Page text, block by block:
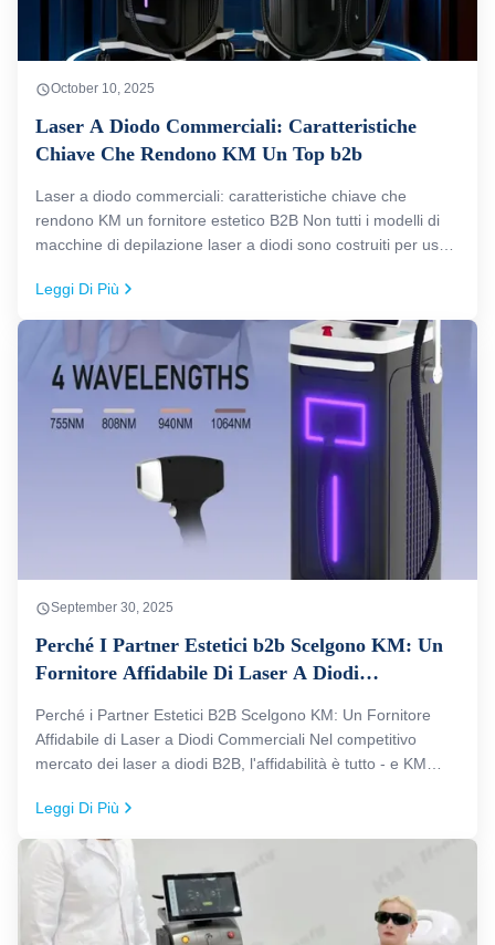
October 10, 2025
Laser A Diodo Commerciali: Caratteristiche
Chiave Che Rendono KM Un Top b2b
Laser a diodo commerciali: caratteristiche chiave che
rendono KM un fornitore estetico B2B Non tutti i modelli di
macchine di depilazione laser a diodi sono costruiti per uso
differenza.com) è un fornitore di laser a diodi B2B affidabile
che ...
Leggi Di Più
September 30, 2025
Perché I Partner Estetici b2b Scelgono KM: Un
Fornitore Affidabile Di Laser A Diodi
Perché i Partner Estetici B2B Scelgono KM: Un Fornitore
Affidabile di Laser a Diodi Commerciali Nel competitivo
mercato dei laser a diodi B2B, l'affidabilità è tutto - e KM
clienti B2B globali in 14 anni come produttore leader di
macchine per ...
Leggi Di Più